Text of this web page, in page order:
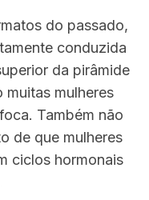
do passado,
conduzida
da pirâmide
muitas mulheres
Também não
de que mulheres
ciclos hormonais